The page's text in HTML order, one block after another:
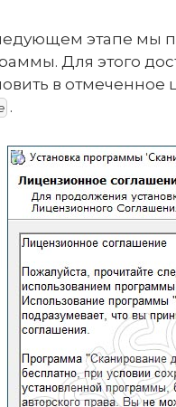
этапе мы
Для этого
в отмеченное
.